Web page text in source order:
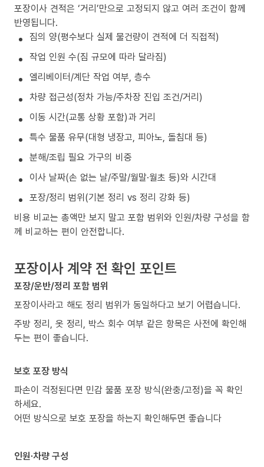
포장이사 견적은 ‘거리’만으로 고정되지 않고 여러 조건이 함께
반영됩니다.
짐의 양(평수보다 실제 물건량이 견적에 더 직접적)
작업 인원 수(짐 규모에 따라 달라짐)
엘리베이터/계단 작업 여부, 층수
차량 접근성(정차 가능/주차장 진입 조건/거리)
이동 시간(교통 상황 포함)과 거리
특수 물품 유무(대형 냉장고, 피아노, 돌침대 등)
분해/조립 필요 가구의 비중
이사 날짜(손 없는 날/주말/월말·월초 등)와 시간대
포장/정리 범위(기본 정리 vs 정리 강화 등)
비용 비교는 총액만 보지 말고 포함 범위와 인원/차량 구성을 함
께 비교하는 편이 안전합니다.
포장이사 계약 전 확인 포인트
포장/운반/정리 포함 범위
포장이사라고 해도 정리 범위가 동일하다고 보기 어렵습니다.
주방 정리, 옷 정리, 박스 회수 여부 같은 항목은 사전에 확인해
두는 편이 좋습니다.
보호 포장 방식
파손이 걱정된다면 민감 물품 포장 방식(완충/고정)을 꼭 확인
하세요.
어떤 방식으로 보호 포장을 하는지 확인해두면 좋습니다
인원·차량 구성